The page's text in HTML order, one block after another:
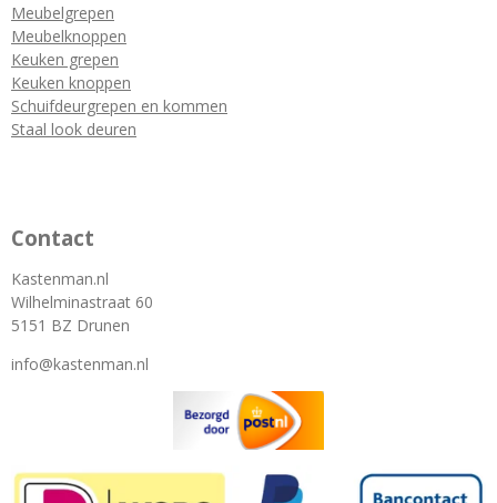
Meubelgrepen
Meubelknoppen
Keuken grepen
Keuken knoppen
Schuifdeurgrepen en kommen
Staal look deuren
Contact
Kastenman.nl
Wilhelminastraat 60
5151 BZ Drunen
info@kastenman.nl